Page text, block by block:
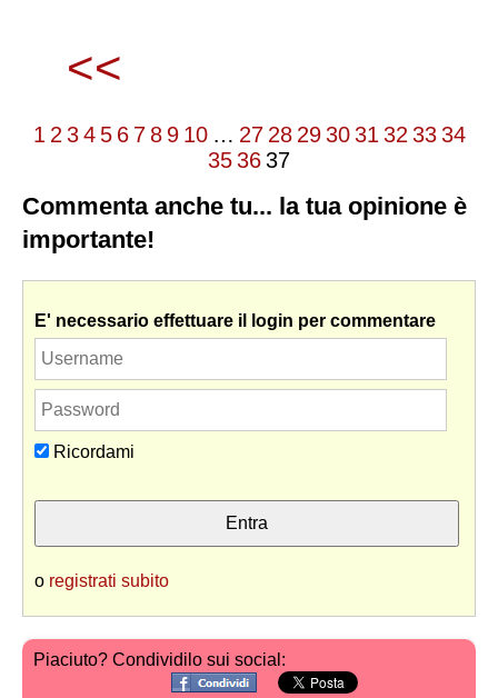
<<
1 2 3 4 5 6 7 8 9 10 … 27 28 29 30 31 32 33 34
35 3637
Commenta anche tu... la tua opinione è
importante!
E' necessario effettuare il login per commentare
Ricordami
o registrati subito
Piaciuto? Condividilo sui social: